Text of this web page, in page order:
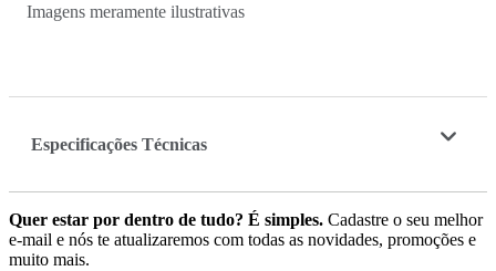
Imagens meramente ilustrativas
Especificações Técnicas
Quer estar por dentro de tudo? É simples. Cadastre o seu melhor
e-mail e nós te atualizaremos com todas as novidades, promoções e
muito mais.